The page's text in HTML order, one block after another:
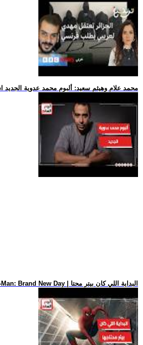
.. محمد علام وهيثم سعيد: ألبوم محمد عدوية الجديد
.. فيلم Spider-Man: Brand New Day | البداية اللي كان بيتر محتا